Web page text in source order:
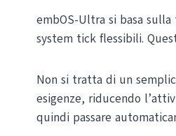
embOS-Ultra si basa sulla
system tick flessibili.
Non si tratta di un
esigenze, riducendo
quindi passare